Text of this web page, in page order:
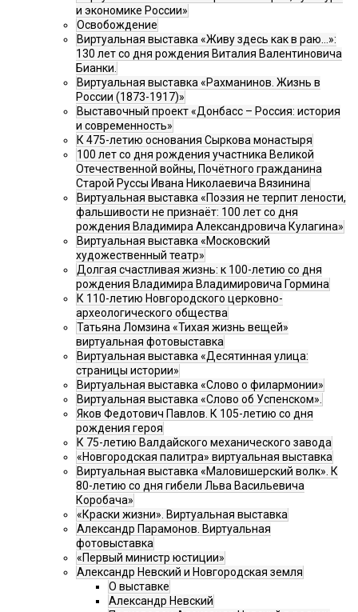
и экономике России»
Освобождение
Виртуальная выставка «Живу здесь как в раю…»:
130 лет со дня рождения Виталия Валентиновича
Бианки.
Виртуальная выставка «Рахманинов. Жизнь в
России (1873-1917)»
Выставочный проект «Донбасс – Россия: история
и современность»
К 475-летию основания Сыркова монастыря
100 лет со дня рождения участника Великой
Отечественной войны, Почётного гражданина
Старой Руссы Ивана Николаевича Вязинина
Виртуальная выставка «Поэзия не терпит лености,
фальшивости не признаёт: 100 лет со дня
рождения Владимира Александровича Кулагина»
Виртуальная выставка «Московский
художественный театр»
Долгая счастливая жизнь: к 100-летию со дня
рождения Владимира Владимировича Гормина
К 110-летию Новгородского церковно-
археологического общества
Татьяна Ломзина «Тихая жизнь вещей»
виртуальная фотовыставка
Виртуальная выставка «Десятинная улица:
страницы истории»
Виртуальная выставка «Слово о филармонии»
Виртуальная выставка «Слово об Успенском».
Яков Федотович Павлов. К 105-летию со дня
рождения героя
К 75-летию Валдайского механического завода
«Новгородская палитра» виртуальная выставка
Виртуальная выставка «Маловишерский волк». К
80-летию со дня гибели Льва Васильевича
Коробача»
«Краски жизни». Виртуальная выставка
Александр Парамонов. Виртуальная
фотовыставка
«Первый министр юстиции»
Александр Невский и Новгородская земля
О выставке
Александр Невский